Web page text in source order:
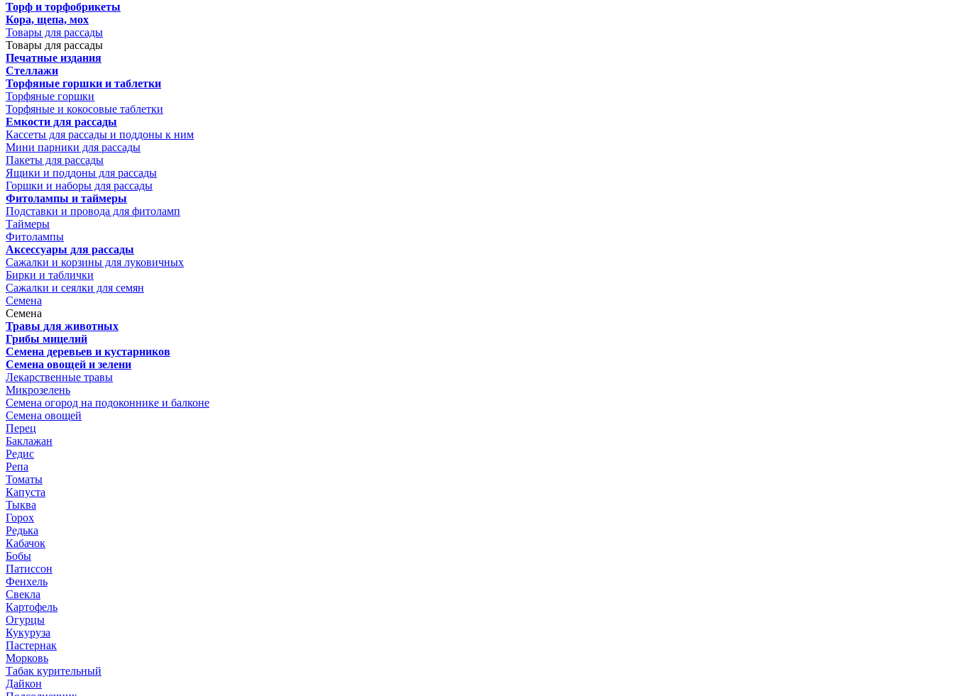
Торф и торфобрикеты
Кора, щепа, мох
Товары для рассады
Товары для рассады
Печатные издания
Стеллажи
Торфяные горшки и таблетки
Торфяные горшки
Торфяные и кокосовые таблетки
Емкости для рассады
Кассеты для рассады и поддоны к ним
Мини парники для рассады
Пакеты для рассады
Ящики и поддоны для рассады
Горшки и наборы для рассады
Фитолампы и таймеры
Подставки и провода для фитоламп
Таймеры
Фитолампы
Аксессуары для рассады
Сажалки и корзины для луковичных
Бирки и таблички
Сажалки и сеялки для семян
Семена
Семена
Травы для животных
Грибы мицелий
Семена деревьев и кустарников
Семена овощей и зелени
Лекарственные травы
Микрозелень
Семена огород на подоконнике и балконе
Семена овощей
Перец
Баклажан
Редис
Репа
Томаты
Капуста
Тыква
Горох
Редька
Кабачок
Бобы
Патиссон
Фенхель
Свекла
Картофель
Огурцы
Кукуруза
Пастернак
Морковь
Табак курительный
Дайкон